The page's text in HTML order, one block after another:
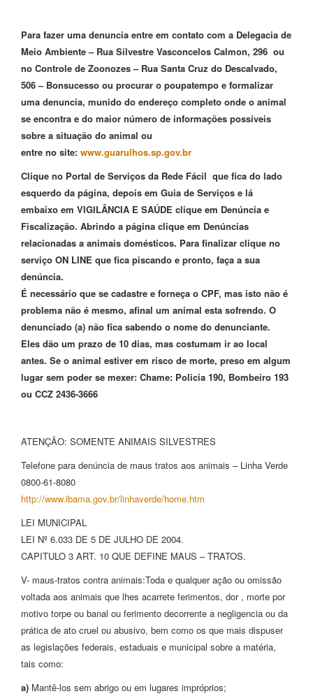
Para fazer uma denuncia entre em contato com a Delegacia de
Meio Ambiente – Rua Silvestre Vasconcelos Calmon, 296 ou
no Controle de Zoonozes – Rua Santa Cruz do Descalvado,
506 – Bonsucesso ou procurar o poupatempo e formalizar
uma denuncia, munido do endereço completo onde o animal
se encontra e do maior número de informações possíveis
sobre a situação do animal ou
entre no site: www.guarulhos.sp.gov.br
Clique no Portal de Serviços da Rede Fácil que fica do lado
esquerdo da página, depois em Guia de Serviços e lá
embaixo em VIGILÂNCIA E SAÚDE clique em Denúncia e
Fiscalização. Abrindo a página clique em Denúncias
relacionadas a animais domésticos. Para finalizar clique no
serviço ON LINE que fica piscando e pronto, faça a sua
denúncia.
É necessário que se cadastre e forneça o CPF, mas isto não é
problema não é mesmo, afinal um animal esta sofrendo. O
denunciado (a) não fica sabendo o nome do denunciante.
Eles dão um prazo de 10 dias, mas costumam ir ao local
antes. Se o animal estiver em risco de morte, preso em algum
lugar sem poder se mexer: Chame: Policia 190, Bombeiro 193
ou CCZ 2436-3666
ATENÇÃO: SOMENTE ANIMAIS SILVESTRES
Telefone para denúncia de maus tratos aos animais – Linha Verde
0800-61-8080
http://www.ibama.gov.br/linhaverde/home.htm
LEI MUNICIPAL
LEI Nº 6.033 DE 5 DE JULHO DE 2004.
CAPITULO 3 ART. 10 QUE DEFINE MAUS – TRATOS.
V- maus-tratos contra animais:Toda e qualquer ação ou omissão
voltada aos animais que lhes acarrete ferimentos, dor , morte por
motivo torpe ou banal ou ferimento decorrente a negligencia ou da
prática de ato cruel ou abusivo, bem como os que mais dispuser
as legislações federais, estaduais e municipal sobre a matéria,
tais como:
a) Mantê-los sem abrigo ou em lugares impróprios;